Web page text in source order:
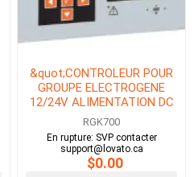
&quot;CONTROLEUR POUR
GROUPE ELECTROGENE
12/24V ALIMENTATION DC
AVEC RS232, PORT
CANBUS &amp;
OPTIQUE&quot;
RGK700
En rupture: SVP contacter
support@lovato.ca
$0.00